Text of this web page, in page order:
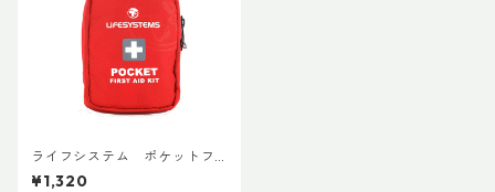
ライフシステム ポケットフ
ァーストエイドケース
¥1,320